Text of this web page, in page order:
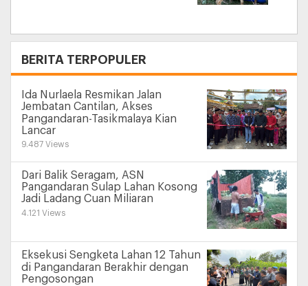
BERITA TERPOPULER
Ida Nurlaela Resmikan Jalan
Jembatan Cantilan, Akses
Pangandaran-Tasikmalaya Kian
Lancar
9.487 Views
Dari Balik Seragam, ASN
Pangandaran Sulap Lahan Kosong
Jadi Ladang Cuan Miliaran
4.121 Views
Eksekusi Sengketa Lahan 12 Tahun
di Pangandaran Berakhir dengan
Pengosongan